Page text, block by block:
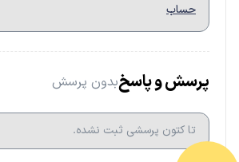
حساب
پرسش و پاسخبدون پرسش
تا کتون پرسشی ثبت نشده.